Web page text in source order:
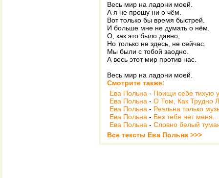
Весь мир на ладони моей.
А я не прошу ни о чём.
Вот только бы время быстрей.
И больше мне не думать о нём.
О, как это было давно,
Но только не здесь, не сейчас.
Мы были с тобой заодно.
А весь этот мир против нас.
Весь мир на ладони моей.
Смотрите также:
Ева Польна - Поищи себе тихую
Ева Польна - О Том, Как Трудно
Ева Польна - Реальна только
Ева Польна - Без тебя нет меня...
Ева Польна - Словно белый
Все тексты Ева Польна >>>